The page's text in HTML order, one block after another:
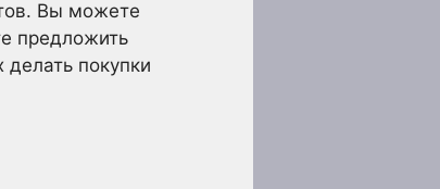
Вы можете
предложить
покупки